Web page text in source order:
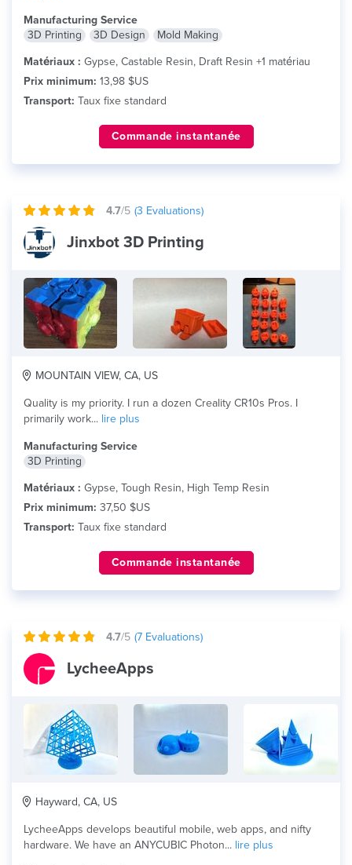
Manufacturing Service
3D Printing
3D Design
Mold Making
Matériaux : Gypse, Castable Resin, Draft Resin +1 matériau
Prix minimum: 13,98 $US
Transport: Taux fixe standard
Commande instantanée
4.7/5 (3 Evaluations)
Jinxbot 3D Printing
MOUNTAIN VIEW, CA, US
Quality is my priority. I run a dozen Creality CR10s Pros. I
primarily work... lire plus
Manufacturing Service
3D Printing
Matériaux : Gypse, Tough Resin, High Temp Resin
Prix minimum: 37,50 $US
Transport: Taux fixe standard
Commande instantanée
4.7/5 (7 Evaluations)
LycheeApps
Hayward, CA, US
LycheeApps develops beautiful mobile, web apps, and nifty
hardware. We have an ANYCUBIC Photon... lire plus